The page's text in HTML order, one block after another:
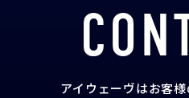
アイウェーヴはお客